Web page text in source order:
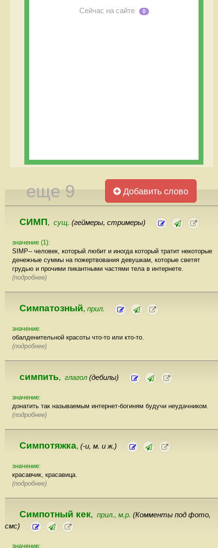
Сейчас на сайте 0
еще 9 Добавить слово
СИМП, сущ. (геймеры, стримеры)
значение (1):
SIMP-- человек, который любит и иногда который тратит некоторые
денежные суммы на пожертвования девушкам, которые светят
грудью и прочими пикантными частями тела в интернете.
(подробнее)
Симпатозный, прил.
значение:
обалденительной красоты что-то или кто-то.
(подробнее)
симпить, глагол (дебилы)
значение:
донатить так называемым интернет-богиням будучи неудачником.
(подробнее)
Симпотяжка, (-и, м. и ж.)
значение:
красавчик, красавица.
(подробнее)
Симпотный кек, прил., м.р. (Комменты под фото,
смс)
значение: